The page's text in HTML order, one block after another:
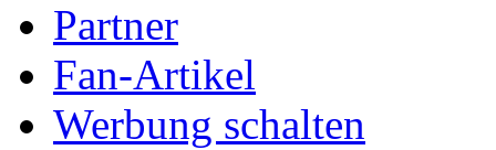
Partner
Fan-Artikel
Werbung schalten